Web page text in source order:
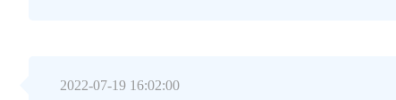
2022-07-19 16:02:00